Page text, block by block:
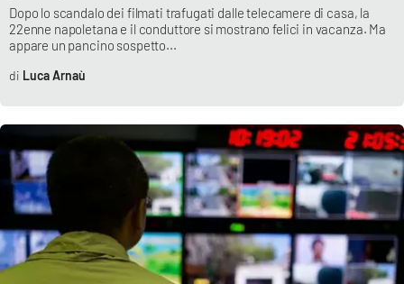
Lacapitalenews.it
Ilreggino.it
Ilvibonese.it
Catanzarochannel.it
APP
Dopo lo scandalo dei filmati trafugati dalle telecamere di casa, la
22enne napoletana e il conduttore si mostrano felici in vacanza. Ma
appare un pancino sospetto...
Luca Arnaù